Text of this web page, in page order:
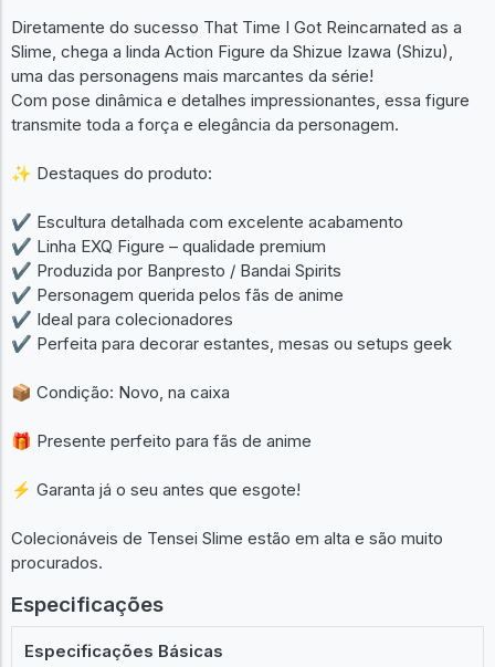
Diretamente do sucesso That Time I Got Reincarnated as a
Slime, chega a linda Action Figure da Shizue Izawa (Shizu),
uma das personagens mais marcantes da série!
Com pose dinâmica e detalhes impressionantes, essa figure
transmite toda a força e elegância da personagem.
✨ Destaques do produto:
✔ Escultura detalhada com excelente acabamento
✔ Linha EXQ Figure – qualidade premium
✔ Produzida por Banpresto / Bandai Spirits
✔ Personagem querida pelos fãs de anime
✔ Ideal para colecionadores
✔ Perfeita para decorar estantes, mesas ou setups geek
📦 Condição: Novo, na caixa
🎁 Presente perfeito para fãs de anime
⚡ Garanta já o seu antes que esgote!
Colecionáveis de Tensei Slime estão em alta e são muito
procurados.
Especificações
Especificações Básicas